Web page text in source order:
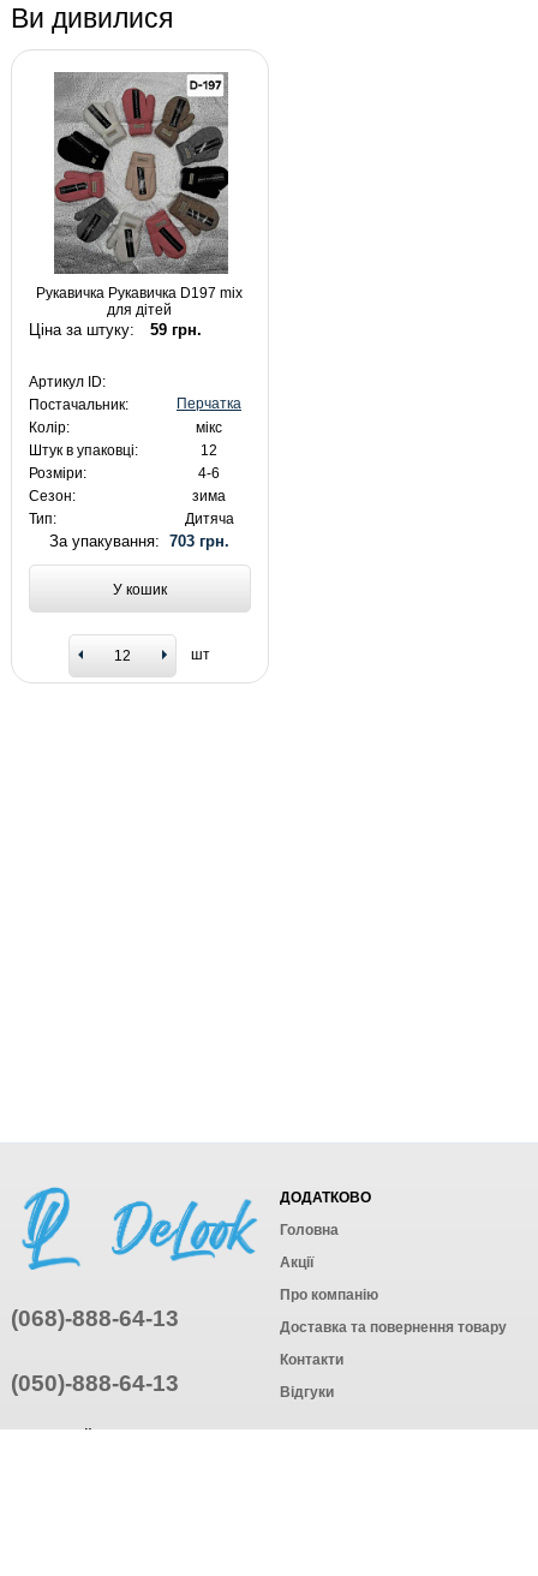
Ви дивилися
Рукавичка Рукавичка D197 mix
для дітей
Ціна за штуку: 59 грн.
Артикул ID:
Постачальник:
Перчатка
Колір:
мікс
Штук в упаковці:
12
Розміри:
4-6
Сезон:
зима
Тип:
Дитяча
За упакування:703 грн.
У кошик
шт
(068)-888-64-13
(050)-888-64-13
ДОДАТКОВО
Головна
Акції
Про компанію
Доставка та повернення товару
Контакти
Відгуки